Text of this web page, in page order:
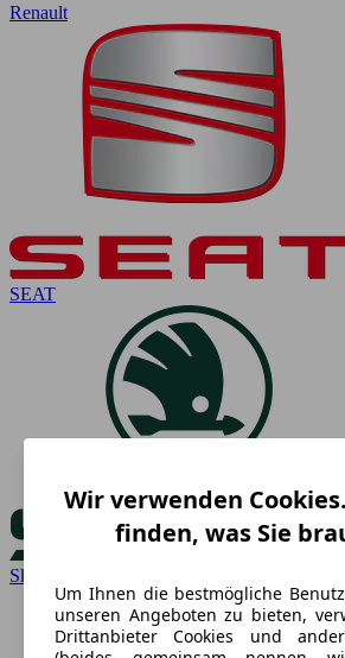
Renault
SEAT
Skoda
Wir verwenden
finden, was Sie
Um Ihnen die bestmögliche
unseren Angeboten zu bieten,
Drittanbieter Cookies und